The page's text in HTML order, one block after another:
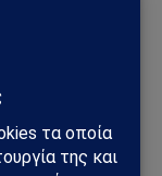
άνδρας
σε